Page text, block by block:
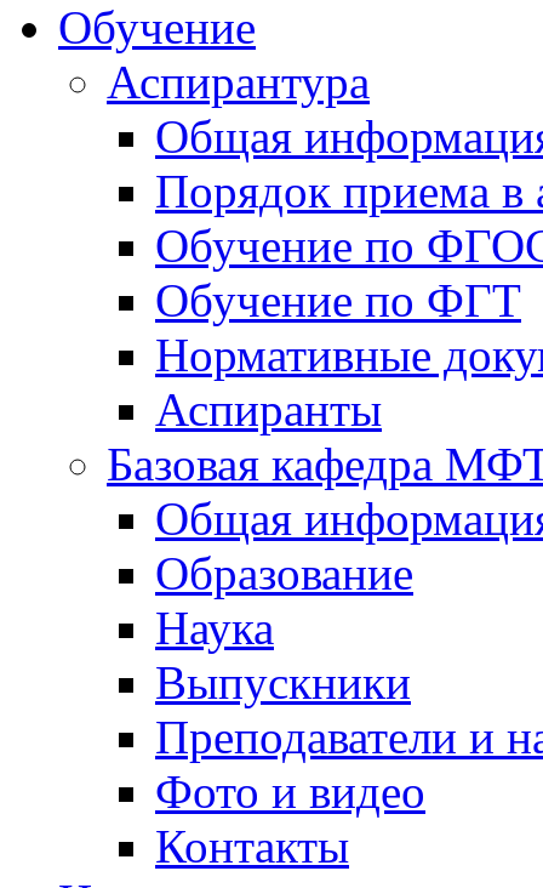
Обучение
Аспирантура
Общая
Порядок приема в
Обучение по
Обучение по ФГТ
Нормативные
Аспиранты
Базовая кафедра
Общая
Образование
Наука
Выпускники
Преподаватели и
Фото и видео
Контакты